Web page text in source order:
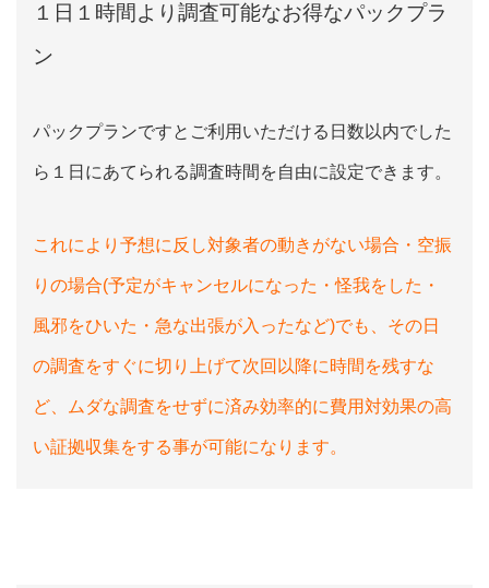
１日１時間より調査可能なお得なパックプラ
ン
パックプランですとご利用いただける日数以内でした
ら１日にあてられる調査時間を自由に設定できます。
これにより予想に反し対象者の動きがない場合・空振
りの場合(予定がキャンセルになった・怪我をした・
風邪をひいた・急な出張が入ったなど)でも、その日
の調査をすぐに切り上げて次回以降に時間を残すな
ど、ムダな調査をせずに済み効率的に費用対効果の高
い証拠収集をする事が可能になります。